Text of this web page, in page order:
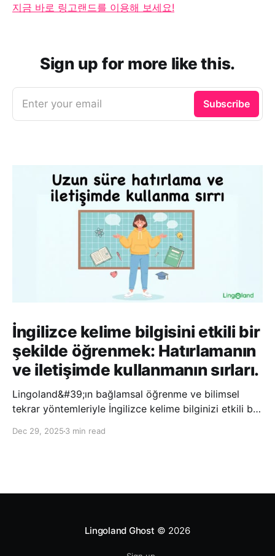
지금 바로 링고랜드를 이용해 보세요!
Sign up for more like this.
Enter your email Subscribe
İngilizce kelime bilgisini etkili bir
şekilde öğrenmek: Hatırlamanın
ve iletişimde kullanmanın sırları.
Lingoland&#39;ın bağlamsal öğrenme ve bilimsel
tekrar yöntemleriyle İngilizce kelime bilginizi etkili bir
hatırlayabilir ve daha doğal bir şekilde iletişim
Dec 29, 2025 3 min read
Lingoland Ghost © 2026